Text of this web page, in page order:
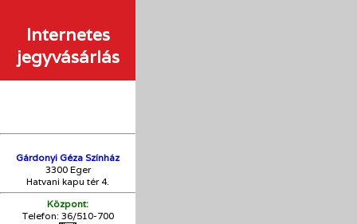
Internetes
jegyvásárlás
Gárdonyi Géza Színház
3300 Eger
Hatvani kapu tér 4.
Központ:
Telefon: 36/510-700